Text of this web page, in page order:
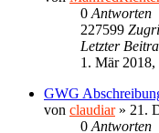
0 Antworten
227599
Letzter
1. Mär 2018,
GWG
von claudiar» 21.
0 Antworten